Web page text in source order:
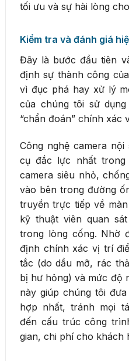
tối ưu và sự hài lòng
Kiểm tra và đánh giá
Đây là bước đầu tiên
định sự thành công
vì đục phá hay xử lý
của chúng tôi sử
“chẩn đoán” chính xác
Công nghệ camera
cụ đắc lực nhất trong
camera siêu nhỏ,
vào bên trong đường
truyền trực tiếp về
kỹ thuật viên quan
trong lòng cống. Nhờ
định chính xác vị trí
tắc (do dầu mỡ, rác
bị hư hỏng) và mức độ
này giúp chúng tôi
hợp nhất, tránh mọi
đến cấu trúc công
gian, chi phí cho khách